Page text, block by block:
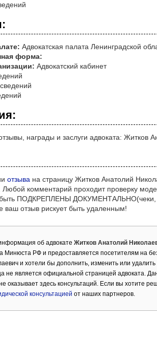
Адвокатская палата Ленинградской
форма:
Адвокатский кабинет
награды и заслуги адвоката: Житков
отзыва на страницу Житков Анатолий
комментарий проходит проверку
ПОДКРЕПЛЕНЫ ДОКУМЕНТАЛЬНО(чеки,
ваш отзыв рискует быть удаленным!
об адвокате Житков Анатолий
Минюста РФ и предоставляется посетителям на
и хотели бы дополнить, изменить или
не является официальной страницей адвоката.
оказывает здесь консультаций. Если вы хотите
консультацией от наших партнеров.